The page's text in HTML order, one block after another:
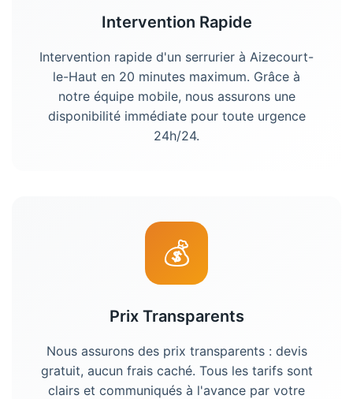
Intervention Rapide
Intervention rapide d'un serrurier à Aizecourt-
le-Haut en 20 minutes maximum. Grâce à
notre équipe mobile, nous assurons une
disponibilité immédiate pour toute urgence
24h/24.
💰
Prix Transparents
Nous assurons des prix transparents : devis
gratuit, aucun frais caché. Tous les tarifs sont
clairs et communiqués à l'avance par votre